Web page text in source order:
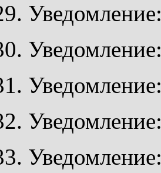
Уведомление:
Уведомление:
Уведомление:
Уведомление:
Уведомление: